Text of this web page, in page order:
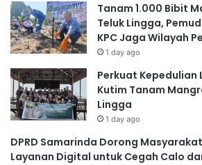
Tanam 1.000 Bibit
Teluk Lingga,
KPC Jaga Wilayah
1 day ago
Perkuat Kepedulian
Kutim Tanam
Lingga
1 day ago
DPRD Samarinda Dorong
Layanan Digital untuk Cegah Calo